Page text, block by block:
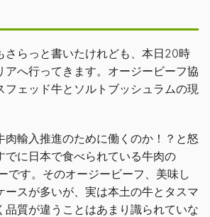
さらっと書いたけれども、本日20時
アへ行ってきます。オージービーフ協
フェッド牛とソルトブッシュラムの現
肉輸入推進のために働くのか！？と怒
でに日本で食べられている牛肉の
です。そのオージービーフ、美味し
ースが多いが、実は本土の牛とタスマ
品質が違うことはあまり識られていな